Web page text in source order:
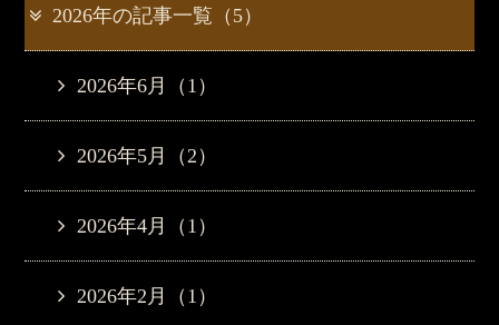
2026年の記事一覧（5）
2026年6月（1）
2026年5月（2）
2026年4月（1）
2026年2月（1）